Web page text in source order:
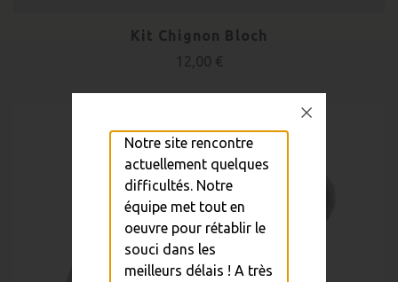
Kit Chignon Bloch
12,00 €
Notre site rencontre
actuellement quelques
difficultés. Notre
équipe met tout en
oeuvre pour rétablir le
souci dans les
meilleurs délais ! A très